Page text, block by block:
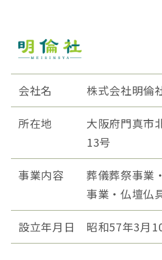
会社名 株式会社明倫
所在地
大阪府門真市
13号
事業内容
葬儀葬祭事業
事業・仏壇仏
設立年月日 昭和57年3月